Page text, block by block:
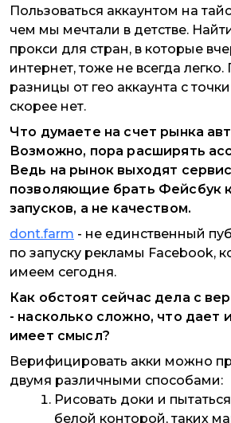
Пользоваться аккаунтом на
чем мы мечтали в детстве.
прокси для стран, в которые
интернет, тоже не всегда
разницы от гео аккаунта с
скорее нет.
Что думаете на счет рынка
Возможно, пора расширять
Ведь на рынок выходят
позволяющие брать Фейсбук
запусков, а не качеством.
dont.farm - не единственный
по запуску рекламы Facebook,
имеем сегодня.
Как обстоят сейчас дела с
- насколько сложно, что дает
имеет смысл?
Верифицировать акки можно
двумя различными способами:
Рисовать доки и
белой конторой, таких